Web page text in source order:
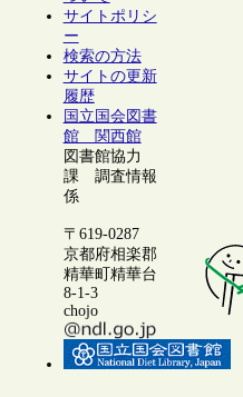
サイトポリシ
ー
検索の方法
サイトの更新
履歴
国立国会図書
館 関西館
図書館協力
課 調査情報
係
〒619-0287
京都府相楽郡
精華町精華台
8-1-3
chojo